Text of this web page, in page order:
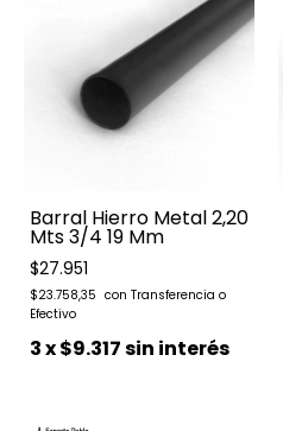
Barral Hierro Metal 2,20
Mts 3/4 19 Mm
$27.951
$23.758,35
3x$9.317sin interés